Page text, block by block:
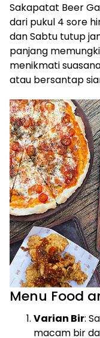
Sakapatat Beer
dari pukul 4 sore
dan Sabtu tutup
panjang
menikmati
atau bersantap
Menu Food
Varian Bir:
macam bir